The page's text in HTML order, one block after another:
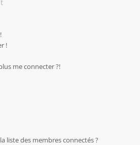
!
me connecter ?!
liste des membres connectés ?